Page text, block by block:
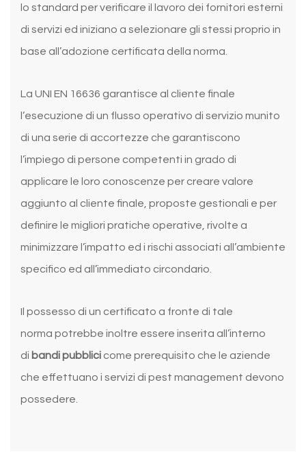
lo standard per verificare il lavoro dei fornitori esterni
di servizi ed iniziano a selezionare gli stessi proprio in
base all’adozione certificata della norma.
La UNI EN 16636 garantisce al cliente finale
l’esecuzione di un flusso operativo di servizio munito
di una serie di accortezze che garantiscono
l’impiego di persone competenti in grado di
applicare le loro conoscenze per creare valore
aggiunto al cliente finale, proposte gestionali e per
definire le migliori pratiche operative, rivolte a
minimizzare l’impatto ed i rischi associati all’ambiente
specifico ed all’immediato circondario.
Il possesso di un certificato a fronte di tale
norma potrebbe inoltre essere inserita all’interno
di bandi pubblici come prerequisito che le aziende
che effettuano i servizi di pest management devono
possedere.